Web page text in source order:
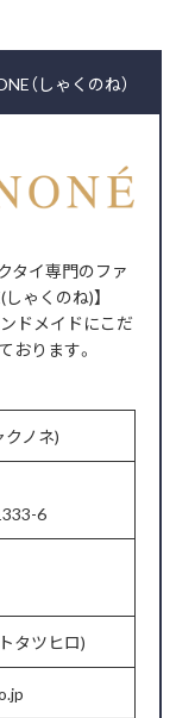
（しゃくのね）
タイ専門のファ
ゃくのね)】
ドメイドにこだ
おります。
ノネ)
6
タツヒロ)